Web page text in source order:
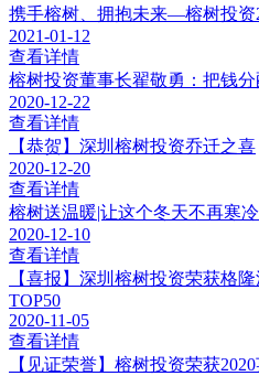
携手榕树、拥抱未来—榕树投资
2021-01-12
查看详情
榕树投资董事长翟敬勇：把钱
2020-12-22
查看详情
【恭贺】深圳榕树投资乔迁之喜
2020-12-20
查看详情
榕树送温暖|让这个冬天不再寒冷
2020-12-10
查看详情
【喜报】深圳榕树投资荣获格
TOP50
2020-11-05
查看详情
【见证荣誉】榕树投资荣获